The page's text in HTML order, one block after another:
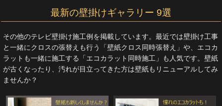
最新の壁掛けギャラリー 9選
その他のテレビ壁掛け施工例を掲載しています。最近では壁掛け工事
と一緒にクロスの張替えも行う「壁紙クロス同時張替え」や、エコカ
ラットも一緒に施工する「エコカラット同時施工」も人気です。壁紙
が古くなったり、汚れが目立ってきた方は壁紙もリニューアルしてみ
ませんか？